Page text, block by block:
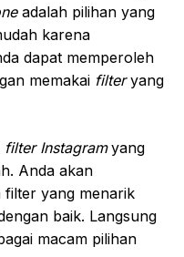
adalah pilihan yang
karena
dapat memperoleh
memakai filteryang
filter Instagram yang
Anda akan
filter yang menarik
baik. Langsung
macam pilihan